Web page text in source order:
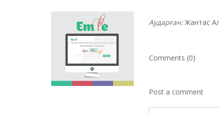
Electronic base
“emle.kz” is devoted to
orthography of Kazakh
language. Following is
presented in the base:
spelling dictionary of
words approved and
applied in Kazakh
Аударған:Жантас
Comments (0)
Post a comment